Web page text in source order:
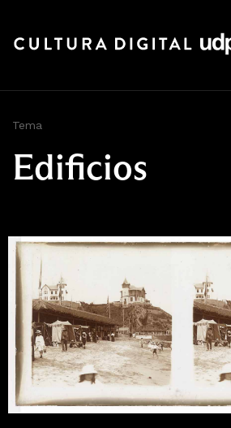
Tema
Edificios